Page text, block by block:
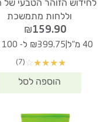
לחידוש הזוהר הטבעי של
וללחות מתמשכת
₪159.90
40 מ"ל ₪399.75 ל- 100 מ"ל
★
★
★
★
☆
(7)